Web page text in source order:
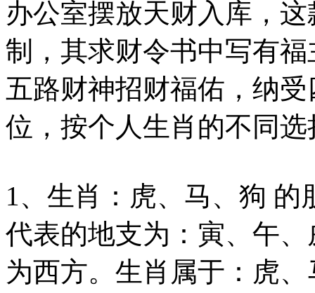
办公室摆放天财入库，
制，其求财令书中写有
五路财神招财福佑，纳
位，按个人生肖的不同
1、生肖：虎、马、狗 的
代表的地支为：寅、午
为西方。生肖属于：虎